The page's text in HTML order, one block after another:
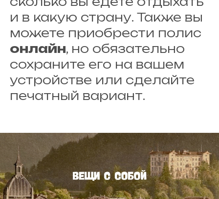
и в какую страну. Также вы
можете приобрести полис
онлайн, но обязательно
сохраните его на вашем
устройстве или сделайте
печатный вариант.